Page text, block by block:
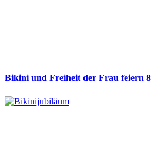
Bikini und Freiheit der Frau feiern